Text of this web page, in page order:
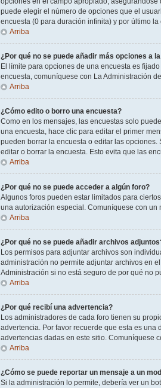
puede elegir el número de opciones que el
encuesta (0 para duración infinita) y por último
Arriba
¿Por qué no se puede añadir más opciones a
El límite para opciones de una encuesta es
encuesta, comuníquese con La Administración
Arriba
¿Cómo edito o borro una encuesta?
Como en los mensajes, las encuestas solo
una encuesta, hace clic para editar el primer
pueden borrar la encuesta o editar las
editar o borrar la encuesta. Esto evita que las
Arriba
¿Por qué no se puede acceder a algún foro?
Algunos foros pueden estar limitados para
una autorización especial. Comuníquese con
Arriba
¿Por qué no se puede añadir archivos
Los permisos para adjuntar archivos son
administración no permite adjuntar archivos en
Administración si no está seguro de por qué no
Arriba
¿Por qué recibí una advertencia?
Los administradores de cada foro tienen su
advertencia. Por favor recuerde que esta es
advertencias dadas en este sitio. Comuníquese
Arriba
¿Cómo se puede reportar un mensaje a un
Si la administración lo permite, debería ver un